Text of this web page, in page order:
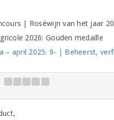
| Roséwijn van het jaar
2026: Gouden medaille
– april 2025: 9- | Beheerst,